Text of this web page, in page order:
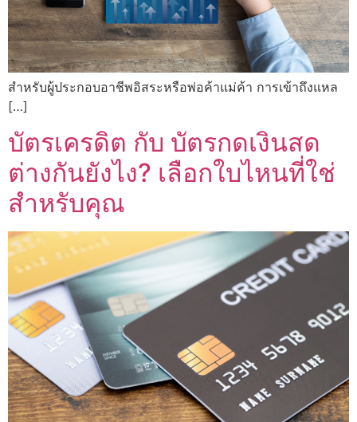
สำหรับผู้ประกอบอาชีพอิสระหรือพ่อค้าแม่ค้า การเข้าถึงแหล
[…]
บัตรเครดิต กับ บัตรกดเงินสด
ต่างกันยังไง? เลือกใบไหนที่ใช่
สำหรับคุณ